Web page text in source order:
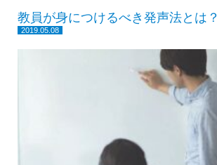
教員が身につけるべき発声法とは？
2019.05.08